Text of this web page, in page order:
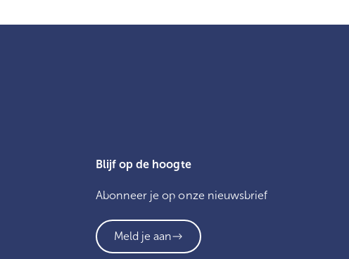
Blijf op de hoogte
Abonneer je op onze nieuwsbrief
Meld je aan